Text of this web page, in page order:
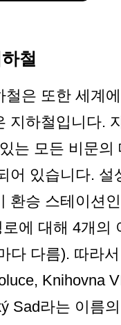
철
철은 또한 세계
지하철입니다.
는 모든 비문의
어 있습니다. 설
환승 스테이션
에 대해 4개의
다 다름). 따라
Knihovna
Sad라는 이름